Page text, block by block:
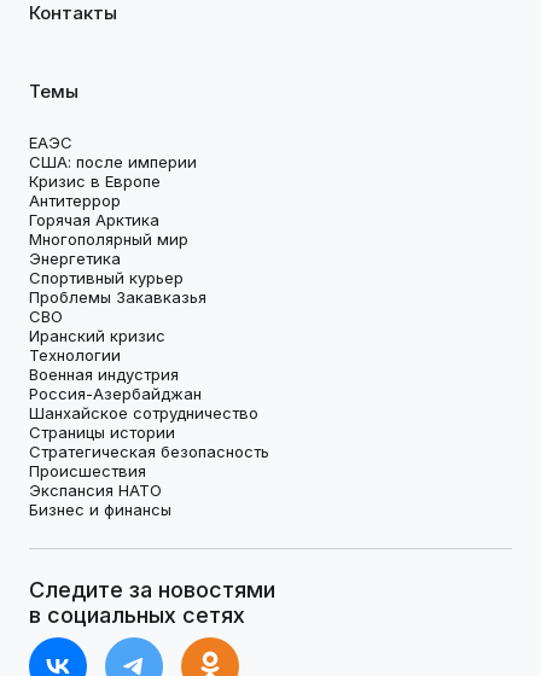
Контакты
Темы
ЕАЭС
США: после империи
Кризис в Европе
Антитеррор
Горячая Арктика
Многополярный мир
Энергетика
Спортивный курьер
Проблемы Закавказья
СВО
Иранский кризис
Технологии
Военная индустрия
Россия-Азербайджан
Шанхайское сотрудничество
Страницы истории
Стратегическая безопасность
Происшествия
Экспансия НАТО
Бизнес и финансы
Следите за новостями
в социальных сетях